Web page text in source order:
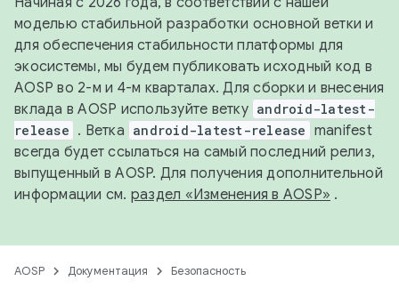
моделью стабильной разработки основной ветки и
для обеспечения стабильности платформы для
экосистемы, мы будем публиковать исходный код в
AOSP во 2-м и 4-м кварталах. Для сборки и внесения
вклада в AOSP используйте ветку android-latest-
release . Ветка android-latest-release manifest
всегда будет ссылаться на самый последний релиз,
выпущенный в AOSP. Для получения дополнительной
информации см. раздел «Изменения в AOSP» .
AOSP Документация Безопасность